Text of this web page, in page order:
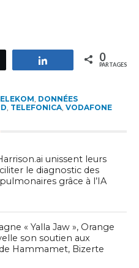
Partagez 0
PARTAGES
DONNÉES
TELEFONICA, VODAFONE
unissent leurs
le diagnostic des
grâce à l’IA
« Yalla Jaw », Orange
son soutien aux
Hammamet, Bizerte